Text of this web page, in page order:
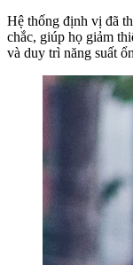
Hệ thống định vị đã
chắc, giúp họ giảm
và duy trì năng suất